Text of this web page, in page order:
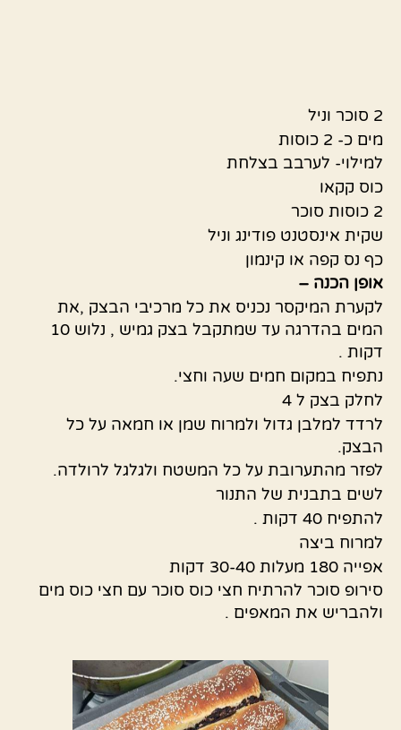
2 סוכר וניל
מים כ- 2 כוסות
למילוי- לערבב בצלחת
כוס קקאו
2 כוסות סוכר
שקית אינסטנט פודינג וניל
כף נס קפה או קינמון
אופן הכנה –
לקערת המיקסר נכניס את כל מרכיבי הבצק ,את
המים בהדרגה עד שמתקבל בצק גמיש , נלוש 10
דקות .
נתפיח במקום חמים שעה וחצי.
לחלק בצק ל 4
לרדד למלבן גדול ולמרוח שמן או חמאה על כל
הבצק.
לפזר מהתערובת על כל המשטח ולגלגל לרולדה.
לשים בתבנית של התנור
להתפיח 40 דקות .
למרוח ביצה
אפייה 180 מעלות 30-40 דקות
סירופ סוכר להרתיח חצי כוס סוכר עם חצי כוס מים
ולהבריש את המאפים .